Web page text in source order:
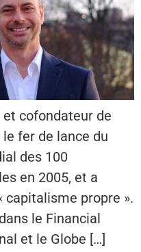
cofondateur de
fer de lance du
des 100
en 2005, et a
capitalisme propre ».
le Financial
et le Globe […]